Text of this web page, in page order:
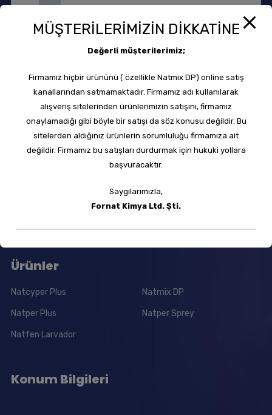
İletişim
Ürünler
Natcyper Plus Natmix DP
Natper Plus Natper Sprey
Natfen Larvador
Konum Bilgileri
MÜŞTERİLERİMİZİN DİKKATİNE
Değerli müşterilerimiz;
Firmamız hiçbir ürününü ( özellikle Natmix DP) online satış
kanallarından satmamaktadır. Firmamız adı kullanılarak
alışveriş sitelerinden ürünlerimizin satışını, firmamız
onaylamadığı gibi böyle bir satışı da söz konusu değildir. Bu
sitelerden aldığınız ürünlerin sorumluluğu firmamıza ait
değildir. Firmamız bu satışları durdurmak için hukuki yollara
başvuracaktır.
Saygılarımızla,
Fornat Kimya Ltd. Şti.